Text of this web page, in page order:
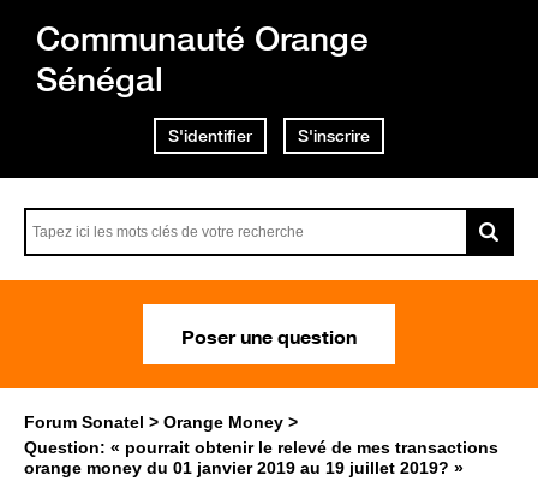
Communauté Orange
Sénégal
S'identifier S'inscrire
Poser une question
Forum Sonatel
Orange Money
Question: « pourrait obtenir le relevé de mes transactions
orange money du 01 janvier 2019 au 19 juillet 2019? »